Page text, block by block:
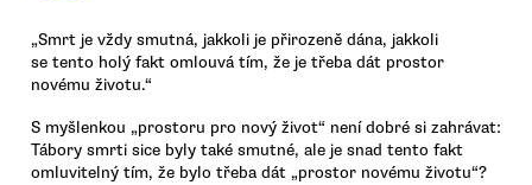
„Smrt je vždy smutná, jakkoli je přirozeně dána, jakkoli
se tento holý fakt omlouvá tím, že je třeba dát prostor
novému životu.“
S myšlenkou „prostoru pro nový život“ není dobré si zahrávat:
Tábory smrti sice byly také smutné, ale je snad tento fakt
omluvitelný tím, že bylo třeba dát „prostor novému životu“?